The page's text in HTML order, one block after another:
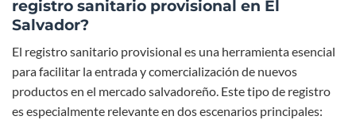
registro sanitario provisional en El
Salvador?
El registro sanitario provisional es una herramienta esencial
para facilitar la entrada y comercialización de nuevos
productos en el mercado salvadoreño. Este tipo de registro
es especialmente relevante en dos escenarios principales: